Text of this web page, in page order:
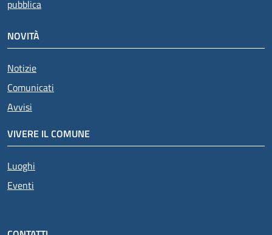
pubblica
NOVITÀ
Notizie
Comunicati
Avvisi
VIVERE IL COMUNE
Luoghi
Eventi